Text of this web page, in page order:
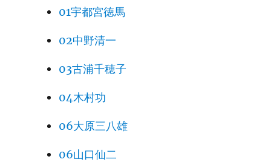
01宇都宮徳馬
02中野清一
03古浦千穂子
04木村功
06大原三八雄
06山口仙二